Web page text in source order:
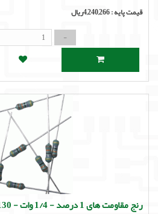
قیمت پایه :4,240,266ریال
رنج مقاومت های 1 درصد - 1/4 وات - 130 رنج - بسته 10 تایی